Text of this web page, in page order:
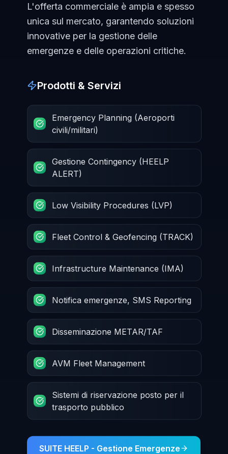
L'offerta commerciale è ampia e spesso
unica sul mercato, garantendo soluzioni
innovative per la gestione delle
emergenze e delle operazioni critiche.
Prodotti & Servizi
Emergency Planning (Aeroporti
civili/militari)
Gestione Contingency (HEELP
ALERT)
Low Visibility Procedures (LVP)
Fleet Control & Geofencing (TRACK)
Infrastructure Maintenance (IMA)
Notifica emergenze, SMS Reporting
Disseminazione METAR/TAF
AVM Fleet Management
Sistemi di riservazione posto per il
trasporto pubblico
SUITE HEELP - Gestione Emergenze